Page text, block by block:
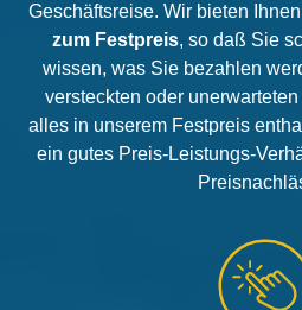
Geschäftsreise. Wir bieten
zum Festpreis, so daß Sie
wissen, was Sie bezahlen
versteckten oder
alles in unserem Festpreis
ein gutes Preis-Leistungs-